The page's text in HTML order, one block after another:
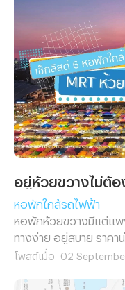
หอพักใกล้รถไฟฟ้า
หอพักห้วยขวางมีแต่แพ
ทางง่าย อยู่สบาย ราคา
โพสต์เมื่อ 02